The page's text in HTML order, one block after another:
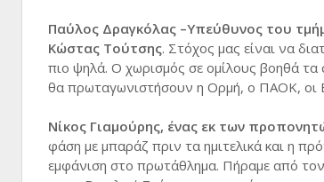
Παύλος Δραγκόλας –Υπεύθυνος του
Κώστας Τούτσης. Στόχος μας είναι να
πιο ψηλά. Ο χωρισμός σε ομίλους βοηθά
θα πρωταγωνιστήσουν η Ορμή, ο ΠΑΟΚ, οι
Νίκος Γιαμούρης, ένας εκ των
φάση με μπαράζ πριν τα ημιτελικά και η
εμφάνιση στο πρωτάθλημα. Πήραμε από